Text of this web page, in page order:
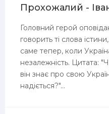
Прохожалий -
Головний герой
говорить ті слова
саме тепер, коли
незалежність. Цитата:
він знає про свою
надіється?"...